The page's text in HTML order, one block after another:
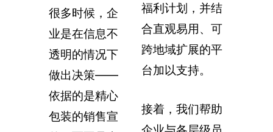
很多时候，企
业是在信息不
透明的情况下
做出决策——
依据的是精心
包装的销售宣
福利计划，并结
合直观易用、可
跨地域扩展的平
台加以支持。
接着，我们帮助